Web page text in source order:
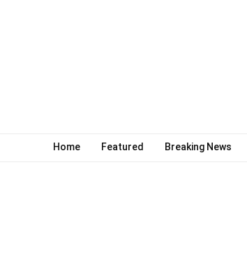
Home Featured Breaking News